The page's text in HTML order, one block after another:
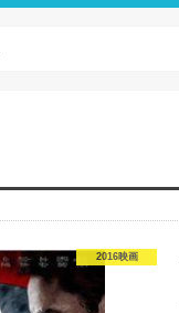
2016映画